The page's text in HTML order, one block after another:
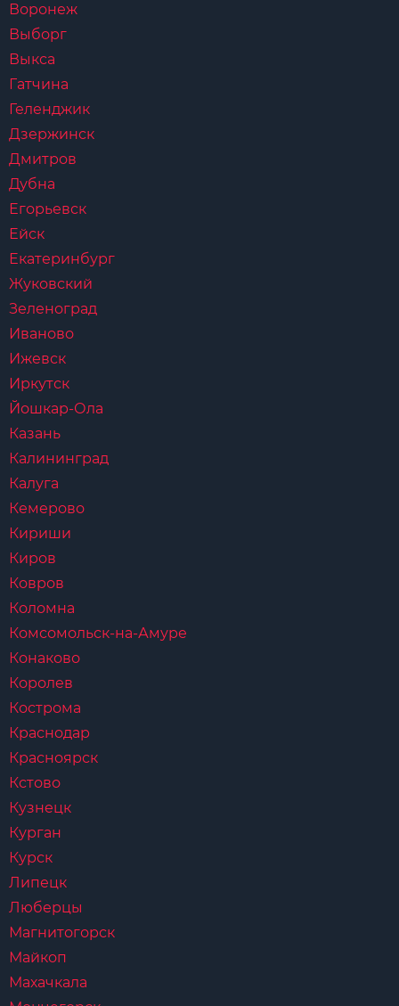
Воронеж
Выборг
Выкса
Гатчина
Геленджик
Дзержинск
Дмитров
Дубна
Егорьевск
Ейск
Екатеринбург
Жуковский
Зеленоград
Иваново
Ижевск
Иркутск
Йошкар-Ола
Казань
Калининград
Калуга
Кемерово
Кириши
Киров
Ковров
Коломна
Комсомольск-на-Амуре
Конаково
Королев
Кострома
Краснодар
Красноярск
Кстово
Кузнецк
Курган
Курск
Липецк
Люберцы
Магнитогорск
Майкоп
Махачкала